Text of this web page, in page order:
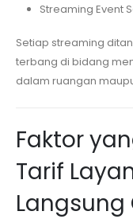
Streaming Event
Setiap streaming
terbang di bidang
dalam ruangan
Faktor
Tarif
Langsung